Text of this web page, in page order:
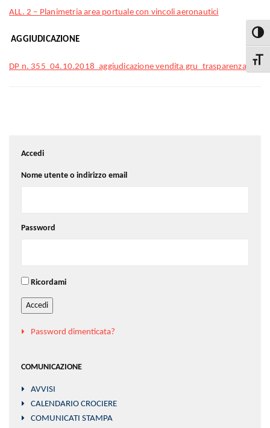
ALL. 2 – Planimetria area portuale con vincoli aeronautici
AGGIUDICAZIONE
DP n. 355_04.10.2018_aggiudicazione vendita gru_trasparenza
Accedi
Nome utente o indirizzo email
Password
Ricordami
Accedi
Password dimenticata?
COMUNICAZIONE
AVVISI
CALENDARIO CROCIERE
COMUNICATI STAMPA